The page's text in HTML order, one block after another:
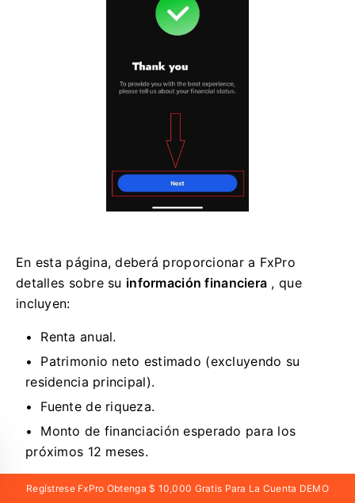
En esta página, deberá proporcionar a FxPro
detalles sobre su información financiera , que
incluyen:
Renta anual.
Patrimonio neto estimado (excluyendo su
residencia principal).
Fuente de riqueza.
Monto de financiación esperado para los
próximos 12 meses.
Una vez que haya completado la información, haga
Regístrese FxPro Obtenga $ 10,000 Gratis Para La Cuenta DEMO